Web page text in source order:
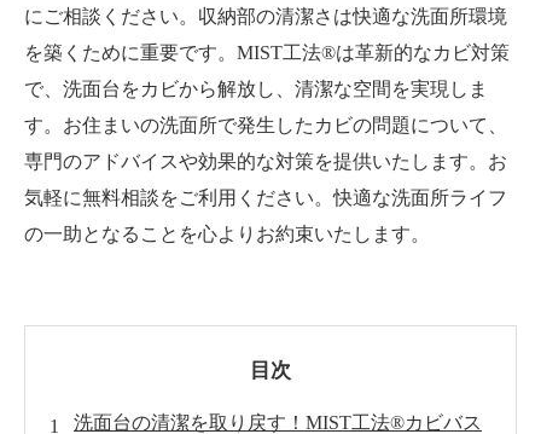
にご相談ください。収納部の清潔さは快適な洗面所環境
を築くために重要です。MIST工法®は革新的なカビ対策
で、洗面台をカビから解放し、清潔な空間を実現しま
す。お住まいの洗面所で発生したカビの問題について、
専門のアドバイスや効果的な対策を提供いたします。お
気軽に無料相談をご利用ください。快適な洗面所ライフ
の一助となることを心よりお約束いたします。
目次
洗面台の清潔を取り戻す！MIST工法®カビバス